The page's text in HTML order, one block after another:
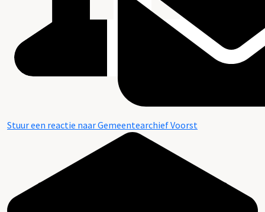
Stuur een reactie naar Gemeentearchief Voorst